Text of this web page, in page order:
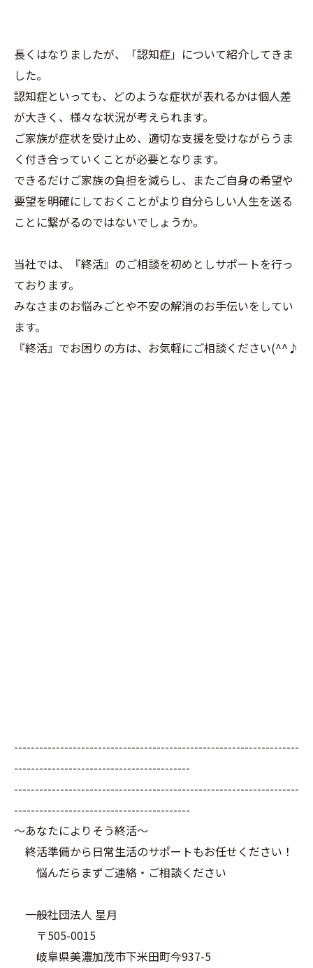
長くはなりましたが、「認知症」について紹介してきま
した。
認知症といっても、どのような症状が表れるかは個人差
が大きく、様々な状況が考えられます。
ご家族が症状を受け止め、適切な支援を受けながらうま
く付き合っていくことが必要となります。
できるだけご家族の負担を減らし、またご自身の希望や
要望を明確にしておくことがより自分らしい人生を送る
ことに繋がるのではないでしょうか。
当社では、『終活』のご相談を初めとしサポートを行っ
ております。
みなさまのお悩みごとや不安の解消のお手伝いをしてい
ます。
『終活』でお困りの方は、お気軽にご相談ください(^^♪
--------------------------------------------------------------------
------------------------------------------
--------------------------------------------------------------------
------------------------------------------
～あなたによりそう終活～
終活準備から日常生活のサポートもお任せください！
悩んだらまずご連絡・ご相談ください
一般社団法人 星月
〒505-0015
岐阜県美濃加茂市下米田町今937-5